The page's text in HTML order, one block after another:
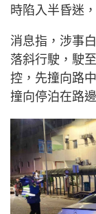
時陷入半昏迷
消息指，涉事
落斜行駛，駛
控，先撞向路
撞向停泊在路